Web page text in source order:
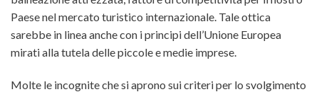
Paese nel mercato turistico internazionale. Tale ottica
sarebbe in linea anche con i principi dell’Unione Europea
mirati alla tutela delle piccole e medie imprese.
Molte le incognite che si aprono sui criteri per lo svolgimento